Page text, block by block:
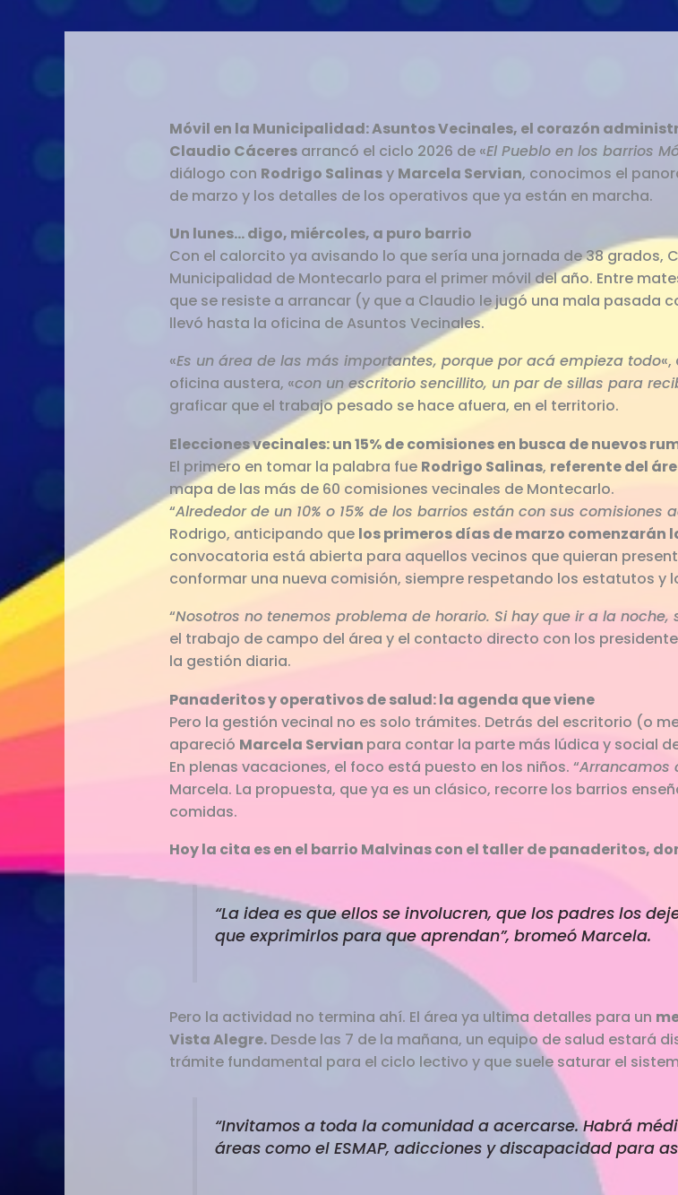
Móvil en la Municipalidad: Asuntos Vecinales, el corazón
Claudio Cáceresarrancó el ciclo 2026 de «El Pueblo en los barrios
diálogo con Rodrigo Salinasy Marcela Servian, conocimos el
de marzo y los detalles de los operativos que ya están en marcha.
Un lunes… digo, miércoles, a puro barrio
Con el calorcito ya avisando lo que sería una jornada de 38 grados,
Municipalidad de Montecarlo para el primer móvil del año. Entre
que se resiste a arrancar (y que a Claudio le jugó una mala pasada
llevó hasta la oficina de Asuntos Vecinales.
«Es un área de las más importantes, porque por acá empieza todo«,
oficina austera, «con un escritorio sencillito, un par de sillas para
graficar que el trabajo pesado se hace afuera, en el territorio.
Elecciones vecinales: un 15% de comisiones en busca de nuevos
El primero en tomar la palabra fue Rodrigo Salinas, referente del
mapa de las más de 60 comisiones vecinales de Montecarlo.
“Alrededor de un 10% o 15% de los barrios están con sus
Rodrigo, anticipando que los primeros días de marzo
convocatoria está abierta para aquellos vecinos que quieran
conformar una nueva comisión, siempre respetando los estatutos y
“Nosotros no tenemos problema de horario. Si hay que ir a la noche,
el trabajo de campo del área y el contacto directo con los
la gestión diaria.
Panaderitos y operativos de salud: la agenda que viene
Pero la gestión vecinal no es solo trámites. Detrás del escritorio (o
apareció Marcela Servian para contar la parte más lúdica y social
En plenas vacaciones, el foco está puesto en los niños. “Arrancamos
Marcela. La propuesta, que ya es un clásico, recorre los barrios
comidas.
Hoy la cita es en el barrio Malvinas con el taller de panaderitos,
“La idea es que ellos se involucren, que los padres los
que exprimirlos para que aprendan”, bromeó Marcela.
Pero la actividad no termina ahí. El área ya ultima detalles para un
Vista Alegre.Desde las 7 de la mañana, un equipo de salud estará
trámite fundamental para el ciclo lectivo y que suele saturar el
“Invitamos a toda la comunidad a acercarse. Habrá
áreas como el ESMAP, adicciones y discapacidad para